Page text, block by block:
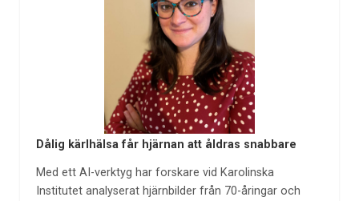
Dålig kärlhälsa får hjärnan att åldras snabbare
Med ett AI-verktyg har forskare vid Karolinska
Institutet analyserat hjärnbilder från 70-åringar och